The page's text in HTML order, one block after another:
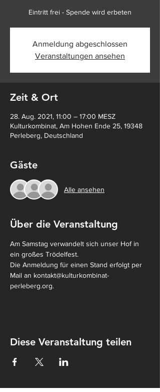
Eintritt frei - Spende wird erbeten
Anmeldung abgeschlossen
Veranstaltungen ansehen
Zeit & Ort
28. Aug. 2021, 11:00 – 17:00 MESZ
Kulturkombinat, Am Hohen Ende 25, 19348
Perleberg, Deutschland
Gäste
Alle ansehen
Über die Veranstaltung
Am Samstag verwandelt sich unser Hof in
ein großes Trödelfest.
Die Anmeldung für einen Stand erfolgt per
Mail an kontakt@kulturkombinat-
perleberg.org.
Diese Veranstaltung teilen